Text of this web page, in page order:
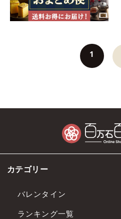
1
カテゴリー
バレンタイン
ランキング一覧